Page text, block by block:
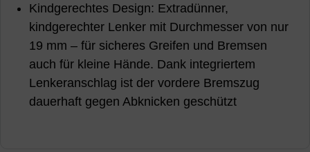
Kindgerechtes Design: Extradünner,
kindgerechter Lenker mit Durchmesser von nur
19 mm – für sicheres Greifen und Bremsen
auch für kleine Hände. Dank integriertem
Lenkeranschlag ist der vordere Bremszug
dauerhaft gegen Abknicken geschützt